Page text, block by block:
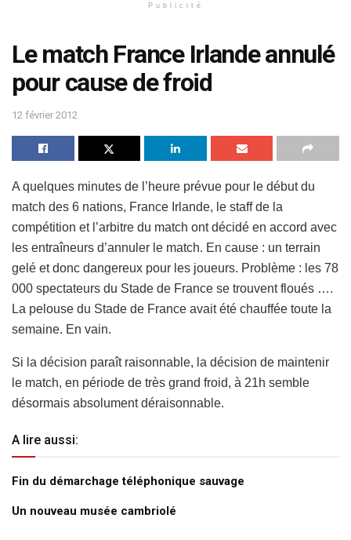
Publicité
Le match France Irlande annulé
pour cause de froid
12 février 2012
A quelques minutes de l’heure prévue pour le début du
match des 6 nations, France Irlande, le staff de la
compétition et l’arbitre du match ont décidé en accord avec
les entraîneurs d’annuler le match. En cause : un terrain
gelé et donc dangereux pour les joueurs. Problème : les 78
000 spectateurs du Stade de France se trouvent floués ….
La pelouse du Stade de France avait été chauffée toute la
semaine. En vain.
Si la décision paraît raisonnable, la décision de maintenir
le match, en période de très grand froid, à 21h semble
désormais absolument déraisonnable.
A lire aussi:
Fin du démarchage téléphonique sauvage
Un nouveau musée cambriolé